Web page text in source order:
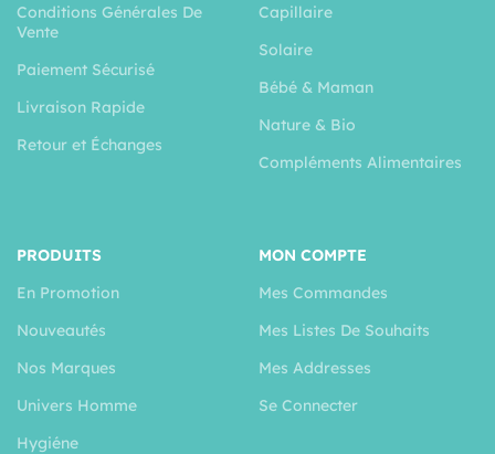
Conditions Générales De
Vente
Paiement Sécurisé
Livraison Rapide
Retour et Échanges
Capillaire
Solaire
Bébé & Maman
Nature & Bio
Compléments Alimentaires
PRODUITS
En Promotion
Nouveautés
Nos Marques
Univers Homme
Hygiéne
MON COMPTE
Mes Commandes
Mes Listes De Souhaits
Mes Addresses
Se Connecter